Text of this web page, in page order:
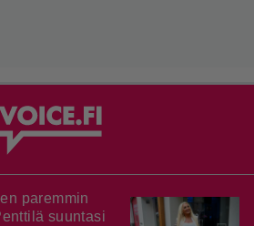
paremmin
suuntasi